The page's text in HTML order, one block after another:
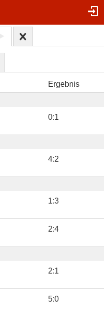
Ergebnis
0:1
4:2
1:3
2:4
2:1
5:0